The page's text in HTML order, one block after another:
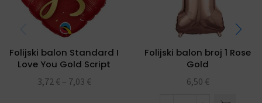
Folijski balon Standard I
Love You Gold Script
folijski balon 18″
3,72 € – 7,03 €
Folijski balon broj 1 Rose
Gold
6,50 €